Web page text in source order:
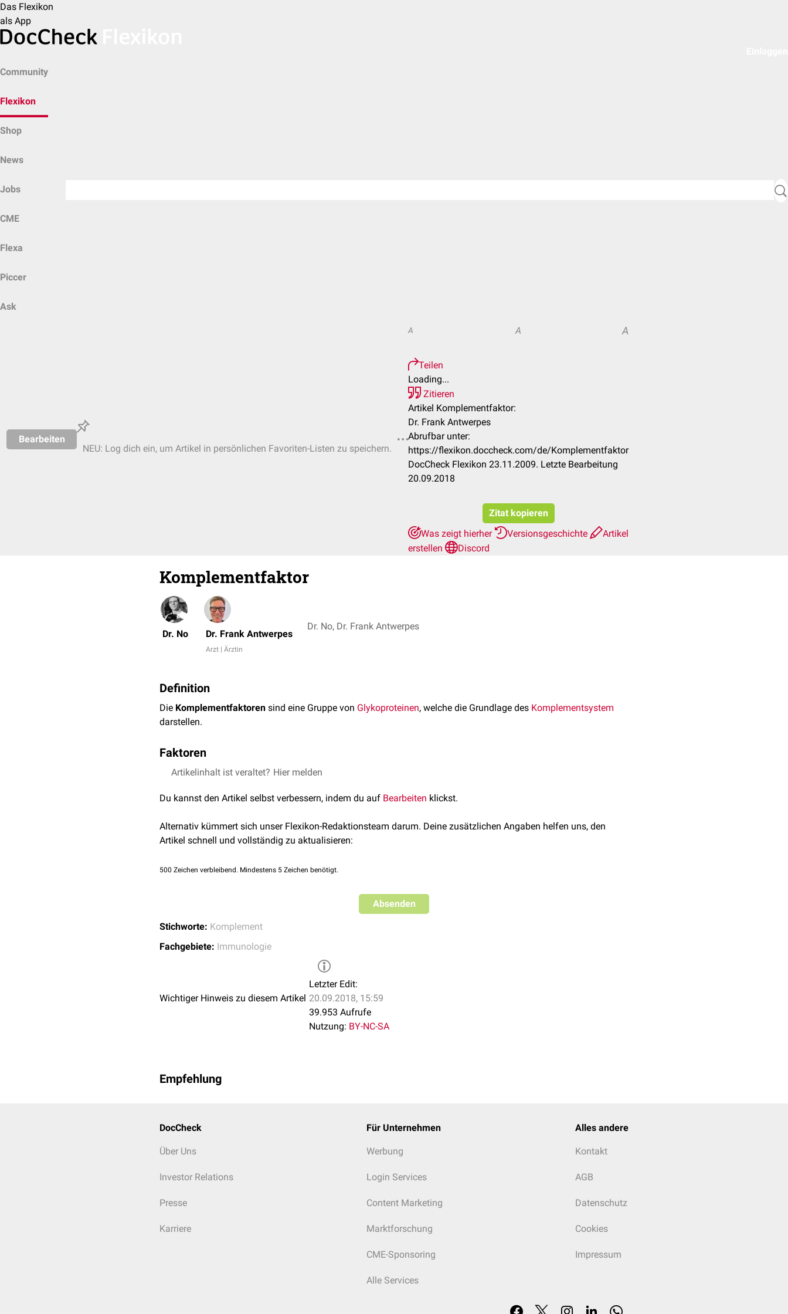
Das Flexikon
als App
Community
Flexikon
Shop
News
Jobs
CME
Flexa
Piccer
Ask
Bearbeiten
NEU: Log dich ein, um Artikel in persönlichen Favoriten-Listen zu speichern.
A A A
Teilen
Loading...
Zitieren
Artikel Komplementfaktor:
Dr. Frank Antwerpes
Abrufbar unter:
https://flexikon.doccheck.com/de/Komplementfaktor
DocCheck Flexikon 23.11.2009. Letzte Bearbeitung
20.09.2018
Zitat kopieren
Was zeigt hierher
Versionsgeschichte
Artikel
erstellen
Discord
Komplementfaktor
Dr. No Dr. Frank Antwerpes
Arzt | Ärztin
Dr. No, Dr. Frank Antwerpes
Definition
Die Komplementfaktoren sind eine Gruppe von Glykoproteinen, welche die Grundlage des Komplementsystem
darstellen.
Faktoren
Die zentralen Faktoren für den klassischen Weg der Komplementaktivierung werden systematisch von C1 bis C9
Komplementfaktor C1
Komplementfaktor C3
Komplementfaktor C4
Komplementfaktor C6
Komplementfaktor B
Artikelinhalt ist veraltet? Hier melden
Du kannst den Artikel selbst verbessern, indem du auf Bearbeiten klickst.
Alternativ kümmert sich unser Flexikon-Redaktionsteam darum. Deine zusätzlichen Angaben helfen uns, den
Artikel schnell und vollständig zu aktualisieren:
500 Zeichen verbleibend. Mindestens 5 Zeichen benötigt.
Absenden
Stichworte: Komplement
Fachgebiete: Immunologie
Wichtiger Hinweis zu diesem Artikel
Letzter Edit:
20.09.2018, 15:59
39.953 Aufrufe
Nutzung: BY-NC-SA
Empfehlung
DocCheck
Über Uns
Investor Relations
Presse
Karriere
Für Unternehmen
Werbung
Login Services
Content Marketing
Marktforschung
CME-Sponsoring
Alle Services
Alles andere
Kontakt
AGB
Datenschutz
Cookies
Impressum